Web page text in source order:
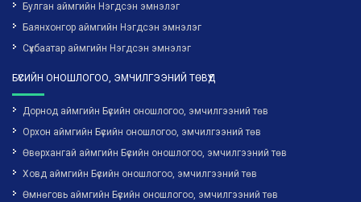
Булган аймгийн Нэгдсэн эмнэлэг
Баянхонгор аймгийн Нэгдсэн эмнэлэг
Сүхбаатар аймгийн Нэгдсэн эмнэлэг
БҮСИЙН ОНОШЛОГОО, ЭМЧИЛГЭЭНИЙ ТӨВҮҮД
Дорнод аймгийн Бүсийн оношлогоо, эмчилгээний төв
Орхон аймгийн Бүсийн оношлогоо, эмчилгээний төв
Өвөрхангай аймгийн Бүсийн оношлогоо, эмчилгээний төв
Ховд аймгийн Бүсийн оношлогоо, эмчилгээний төв
Өмнөговь аймгийн Бүсийн оношлогоо, эмчилгээний төв